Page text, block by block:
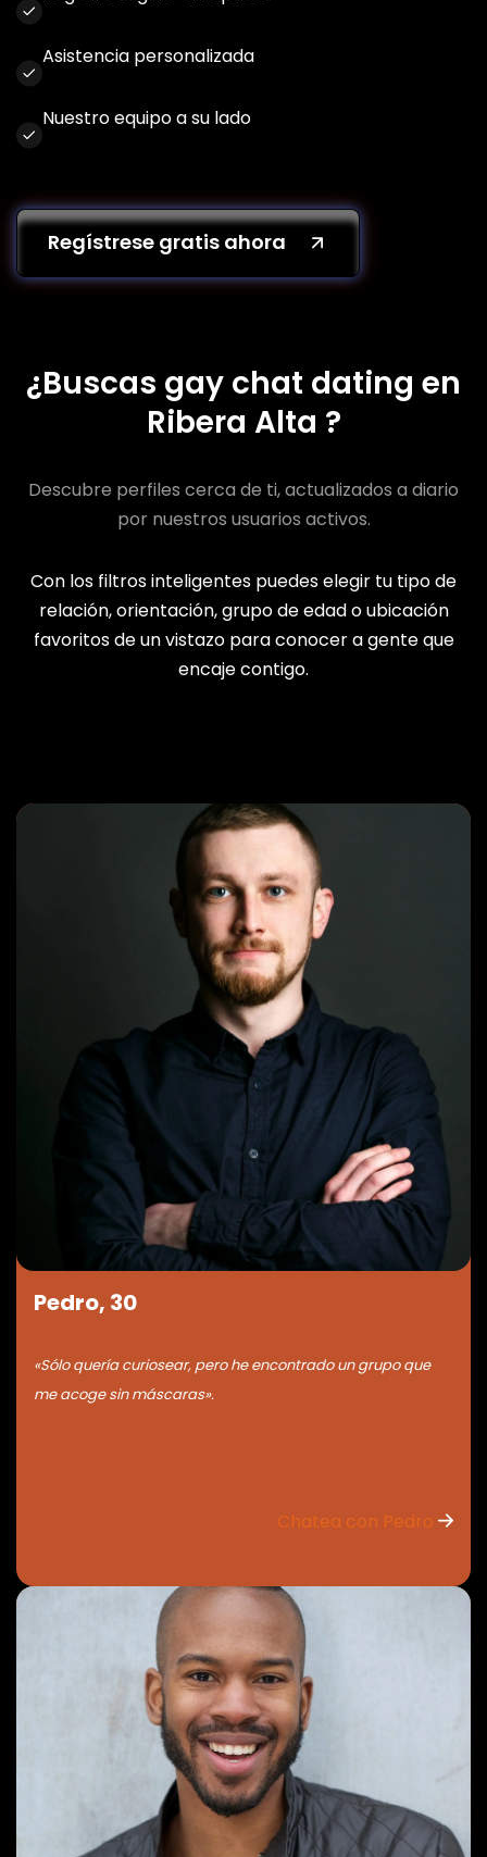
Asistencia personalizada
Nuestro equipo a su lado
Regístrese gratis ahora
¿Buscas gay chat dating en
Ribera Alta ?
Descubre perfiles cerca de ti, actualizados a diario
por nuestros usuarios activos.
Con los filtros inteligentes puedes elegir tu tipo de
relación, orientación, grupo de edad o ubicación
favoritos de un vistazo para conocer a gente que
encaje contigo.
Pedro, 30
«Sólo quería curiosear, pero he encontrado un grupo que
me acoge sin máscaras».
Chatea con Pedro